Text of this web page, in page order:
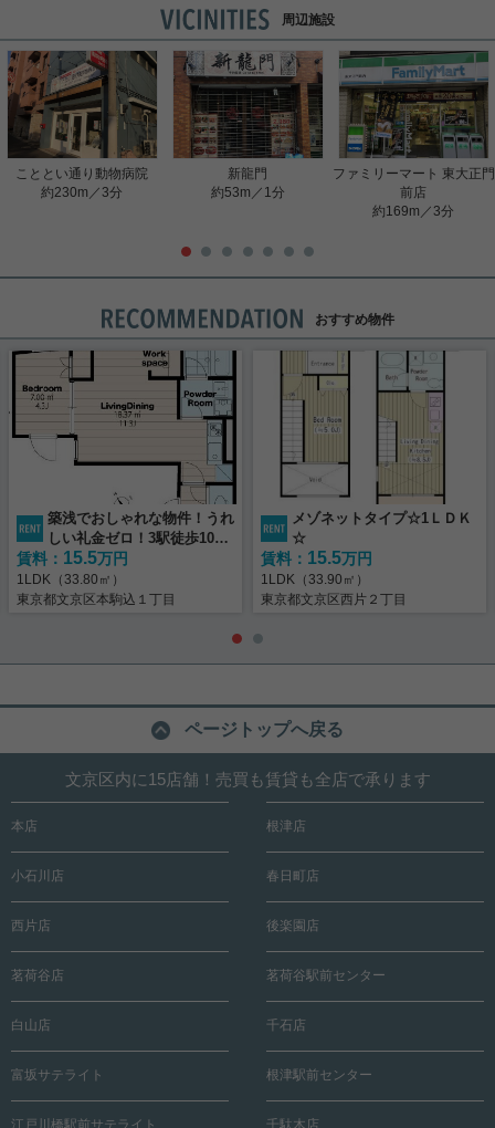
周辺施設
こととい通り動物病院
約230m／3分
新龍門
約53m／1分
ファミリーマート 東大正門
前店
約169m／3分
おすすめ物件
築浅でおしゃれな物件！うれ
しい礼金ゼロ！3駅徒歩10分
圏内！
賃料： 15.5万円
1LDK（33.80㎡）
東京都文京区本駒込１丁目
メゾネットタイプ☆1ＬＤＫ
☆
賃料： 15.5万円
1LDK（33.90㎡）
東京都文京区西片２丁目
ページトップへ戻る
文京区内に15店舗！売買も賃貸も全店で承ります
本店 根津店
小石川店 春日町店
西片店 後楽園店
茗荷谷店 茗荷谷駅前センター
白山店 千石店
富坂サテライト 根津駅前センター
江戸川橋駅前サテライト 千駄木店